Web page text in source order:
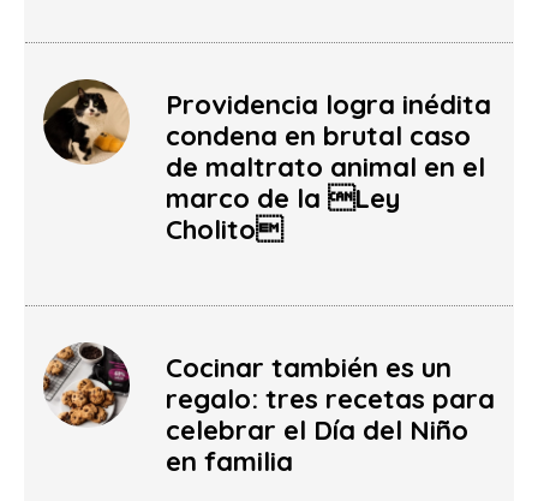
Providencia logra inédita
condena en brutal caso
de maltrato animal en el
marco de la Ley
Cholito
Cocinar también es un
regalo: tres recetas para
celebrar el Día del Niño
en familia